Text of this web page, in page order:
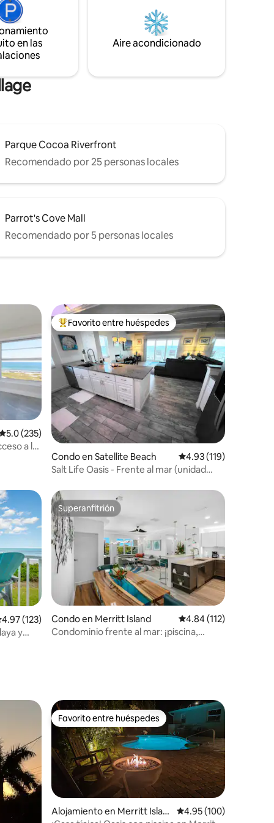
y
y
de
para un acceso rápido al Centro Espacial
Kennedy, Puerto Cañaveral, atracciones
locales y las costas arenosas de Cocoa
en las
Aire acondicionado
Parque Cocoa Riverfront
Recomendado por 25 personas locales
Parrot's Cove Mall
Recomendado por 5 personas locales
promedio: 5.0 de 5, 235 reseñas
5.0 (235)
a la
Favorito entre huéspedes preferido
Favorito entre huéspedes
Condo en Satellite Beach Calificación promedio:
4.93 (119)
Salt Life Oasis - Frente al mar (unidad
promedio: 4.97 de 5, 123 reseñas
4.97 (123)
y
Superanfitrión
Superanfitrión
Condo en Merritt Island Calificación promedio:
4.84 (112)
Condominio frente al mar: ¡piscina,
Favorito entre huéspedes
Favorito entre huéspedes
Alojamiento en Merritt Islan
Calificación promedio:
4.95 (100)